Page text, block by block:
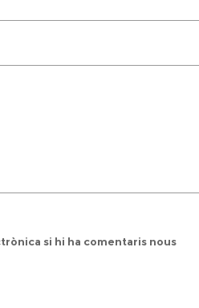
si hi ha comentaris nous